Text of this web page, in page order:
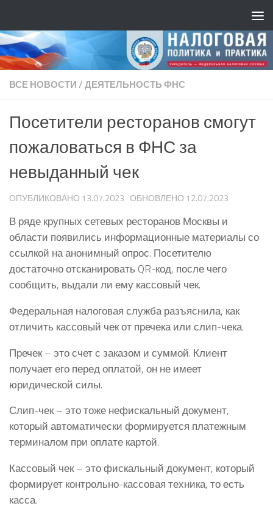
ВСЕ НОВОСТИ/ДЕЯТЕЛЬНОСТЬ ФНС
Посетители ресторанов смогут
пожаловаться в ФНС за
невыданный чек
ОПУБЛИКОВАНО 13.07.2023 · ОБНОВЛЕНО 12.07.2023
В ряде крупных сетевых ресторанов Москвы и
области появились информационные материалы со
ссылкой на анонимный опрос. Посетителю
достаточно отсканировать QR-код, после чего
сообщить, выдали ли ему кассовый чек.
Федеральная налоговая служба разъяснила, как
отличить кассовый чек от пречека или слип-чека.
Пречек – это счет с заказом и суммой. Клиент
получает его перед оплатой, он не имеет
юридической силы.
Слип-чек – это тоже нефискальный документ,
который автоматически формируется платежным
терминалом при оплате картой.
Кассовый чек – это фискальный документ, который
формирует контрольно-кассовая техника, то есть
касса.